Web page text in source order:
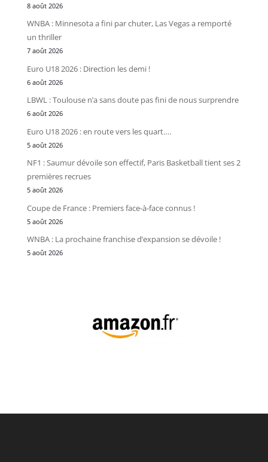
8 août 2026
WNBA : Minnesota a fini par chuter, Las Vegas a remporté
un thriller
7 août 2026
Euro U18 2026 : Direction les demi !
6 août 2026
LBWL : Toulouse n’a sans doute pas fini de nous surprendre
6 août 2026
Euro U18 2026 : en route vers les quart….
5 août 2026
NF1 : Saumur dévoile son effectif, Paris Basketball tient ses 2
premières recrues
5 août 2026
Coupe de France : Premiers face-à-face connus !
5 août 2026
WNBA : La prochaine franchise d’expansion se dévoile !
5 août 2026